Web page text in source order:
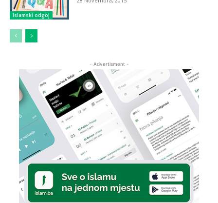
Islamski odgoj
- Advertisment -